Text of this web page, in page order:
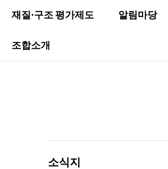
재질·구조 평가제도 알림마당
조합소개
소식지